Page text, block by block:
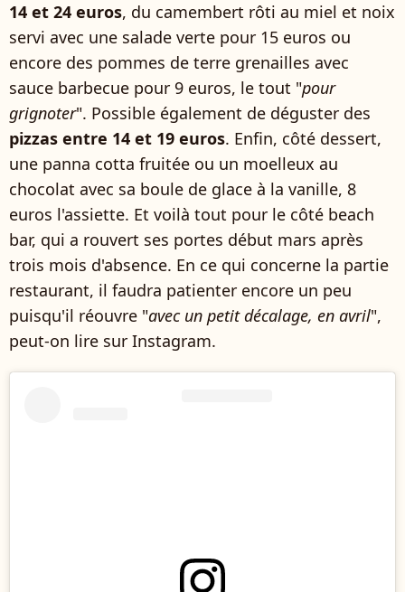
14 et 24 euros, du camembert rôti au miel et noix
servi avec une salade verte pour 15 euros ou
encore des pommes de terre grenailles avec
sauce barbecue pour 9 euros, le tout "pour
grignoter". Possible également de déguster des
pizzas entre 14 et 19 euros. Enfin, côté dessert,
une panna cotta fruitée ou un moelleux au
chocolat avec sa boule de glace à la vanille, 8
euros l'assiette. Et voilà tout pour le côté beach
bar, qui a rouvert ses portes début mars après
trois mois d'absence. En ce qui concerne la partie
restaurant, il faudra patienter encore un peu
puisqu'il réouvre "avec un petit décalage, en avril",
peut-on lire sur Instagram.